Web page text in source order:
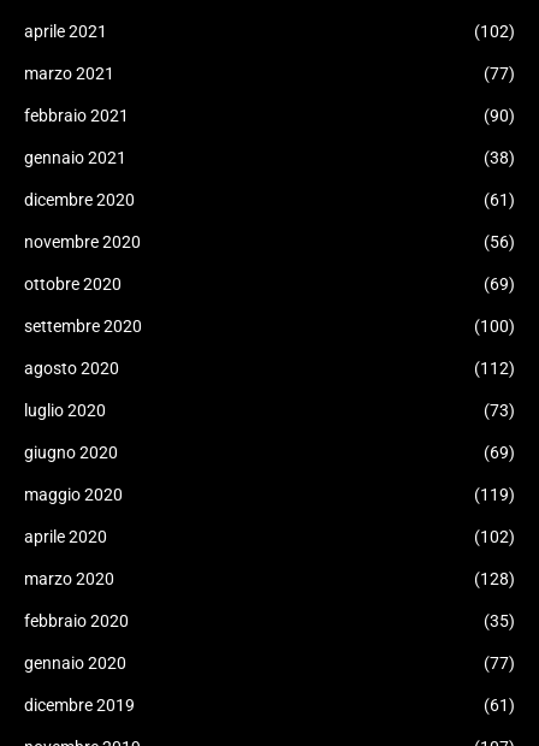
aprile 2021 (102)
marzo 2021 (77)
febbraio 2021 (90)
gennaio 2021 (38)
dicembre 2020 (61)
novembre 2020 (56)
ottobre 2020 (69)
settembre 2020 (100)
agosto 2020 (112)
luglio 2020 (73)
giugno 2020 (69)
maggio 2020 (119)
aprile 2020 (102)
marzo 2020 (128)
febbraio 2020 (35)
gennaio 2020 (77)
dicembre 2019 (61)